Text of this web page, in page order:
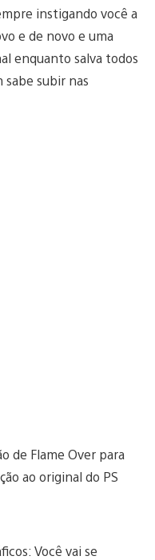
instigando você a
e de novo e uma
enquanto salva todos
sabe subir nas
de Flame Over para
ao original do PS
Você vai se